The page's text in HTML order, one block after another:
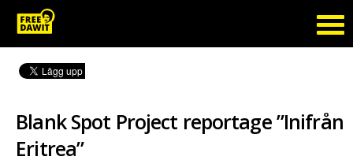
Blank Spot Project reportage ”Inifrån
Eritrea”